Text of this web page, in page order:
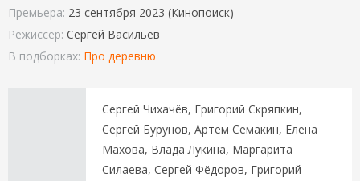
Премьера: 23 сентября 2023 (Кинопоиск)
Режиссёр: Сергей Васильев
В подборках: Про деревню
Сергей Чихачёв, Григорий Скряпкин,
Сергей Бурунов, Артем Семакин, Елена
Махова, Влада Лукина, Маргарита
Силаева, Сергей Фёдоров, Григорий